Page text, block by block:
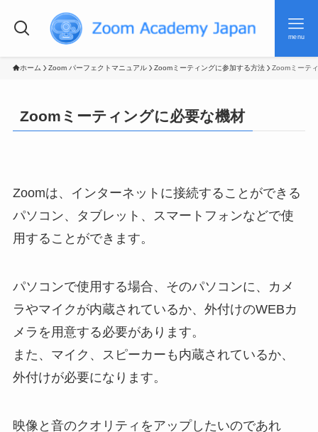
menu
ホーム Zoom パーフェクトマニュアル Zoomミーティングに参加する方法 Zoomミーテ
Zoomミーティングに必要な機材
Zoomは、インターネットに接続することができる
パソコン、タブレット、スマートフォンなどで使
用することができます。
パソコンで使用する場合、そのパソコンに、カメ
ラやマイクが内蔵されているか、外付けのWEBカ
メラを用意する必要があります。
また、マイク、スピーカーも内蔵されているか、
外付けが必要になります。
映像と音のクオリティをアップしたいのであれ